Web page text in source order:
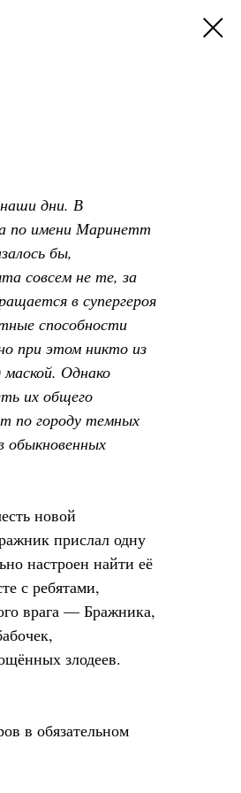
дни. В
по имени Маринетт
бы,
совсем не те, за
в супергероя
способности
при этом никто из
Однако
их общего
по городу темных
обыкновенных
новой
прислал одну
настроен найти её
с ребятами,
врага — Бражника,
злодеев.
в обязательном